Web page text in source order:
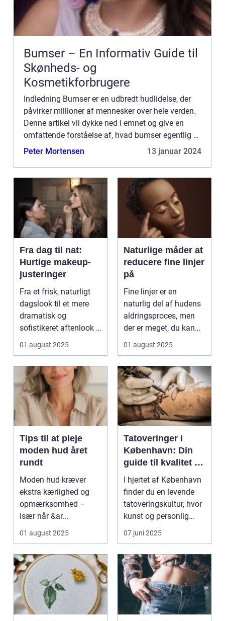
Bumser – En Informativ Guide til
Skønheds- og
Kosmetikforbrugere
Indledning Bumser er en udbredt hudlidelse, der
påvirker millioner af mennesker over hele verden.
Denne artikel vil dykke ned i emnet og give en
omfattende forståelse af, hvad bumser egentlig er,
deres historiske udvikling og vigtige oplysninger
Peter Mortensen 13 januar 2024
Fra dag til nat:
Hurtige makeup-
justeringer
Fra et frisk, naturligt
dagslook til et mere
dramatisk og
sofistikeret aftenlook –
det beh&osl...
01 august 2025
Naturlige måder at
reducere fine linjer
på
Fine linjer er en
naturlig del af hudens
aldringsproces, men
der er meget, du kan
gøre for at...
01 august 2025
Tips til at pleje
moden hud året
rundt
Moden hud kræver
ekstra kærlighed og
opmærksomhed –
især når &ar...
01 august 2025
Tatoveringer i
København: Din
guide til kvalitet og
kreativitet
I hjertet af København
finder du en levende
tatoveringskultur, hvor
kunst og personlig
udtryk...
07 juni 2025